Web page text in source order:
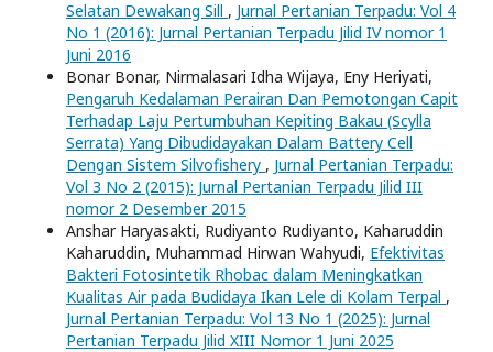
Selatan Dewakang Sill , Jurnal Pertanian Terpadu: Vol 4
No 1 (2016): Jurnal Pertanian Terpadu Jilid IV nomor 1
Juni 2016
Bonar Bonar, Nirmalasari Idha Wijaya, Eny Heriyati,
Pengaruh Kedalaman Perairan Dan Pemotongan Capit
Terhadap Laju Pertumbuhan Kepiting Bakau (Scylla
Serrata) Yang Dibudidayakan Dalam Battery Cell
Dengan Sistem Silvofishery , Jurnal Pertanian Terpadu:
Vol 3 No 2 (2015): Jurnal Pertanian Terpadu Jilid III
nomor 2 Desember 2015
Anshar Haryasakti, Rudiyanto Rudiyanto, Kaharuddin
Kaharuddin, Muhammad Hirwan Wahyudi, Efektivitas
Bakteri Fotosintetik Rhobac dalam Meningkatkan
Kualitas Air pada Budidaya Ikan Lele di Kolam Terpal ,
Jurnal Pertanian Terpadu: Vol 13 No 1 (2025): Jurnal
Pertanian Terpadu Jilid XIII Nomor 1 Juni 2025